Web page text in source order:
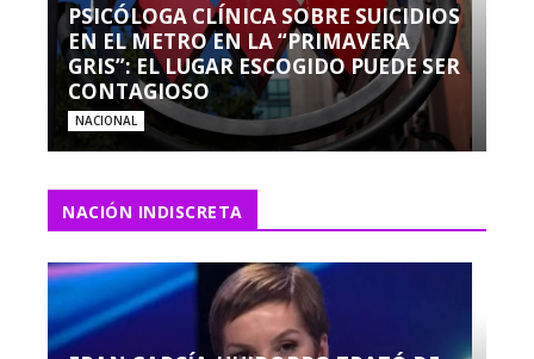
PSICÓLOGA CLÍNICA SOBRE SUICIDIOS
EN EL METRO EN LA “PRIMAVERA
GRIS”: EL LUGAR ESCOGIDO PUEDE SER
CONTAGIOSO
NACIONAL
NACIÓN INDISCRETA